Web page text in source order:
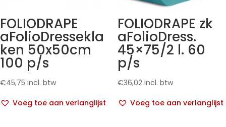
FOLIODRAPE
aFolioDressekla
ken 50x50cm
100 p/s
€45,75 incl. btw
Voeg toe aan verlanglijst
FOLIODRAPE zk
aFolioDress.
45×75/2 l. 60
p/s
€36,02 incl. btw
Voeg toe aan verlanglijst